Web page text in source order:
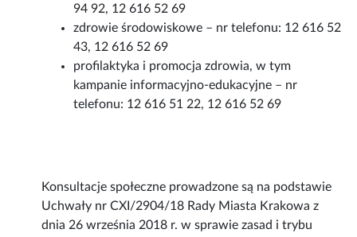
94 92, 12 616 52 69
zdrowie środowiskowe – nr telefonu: 12 616 52
43, 12 616 52 69
profilaktyka i promocja zdrowia, w tym
kampanie informacyjno-edukacyjne – nr
telefonu: 12 616 51 22, 12 616 52 69
Konsultacje społeczne prowadzone są na podstawie
Uchwały nr CXI/2904/18 Rady Miasta Krakowa z
dnia 26 września 2018 r. w sprawie zasad i trybu